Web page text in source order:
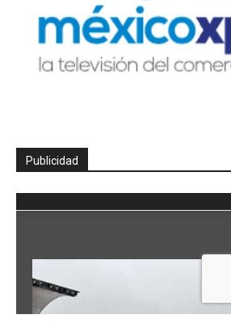
Publicidad